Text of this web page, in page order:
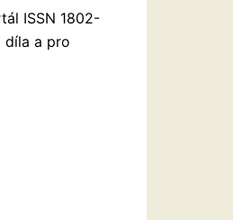
ISSN 1802-
díla a pro